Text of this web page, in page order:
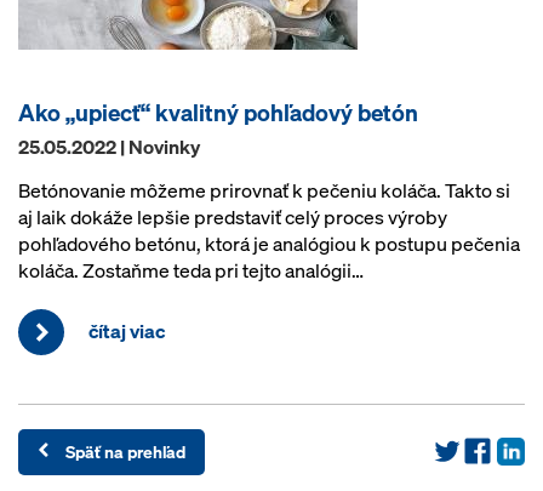
Ako „upiecť“ kvalitný pohľadový betón
25.05.2022 | Novinky
Betónovanie môžeme prirovnať k pečeniu koláča. Takto si
aj laik dokáže lepšie predstaviť celý proces výroby
pohľadového betónu, ktorá je analógiou k postupu pečenia
koláča. Zostaňme teda pri tejto analógii…
čítaj viac
Späť na prehľad